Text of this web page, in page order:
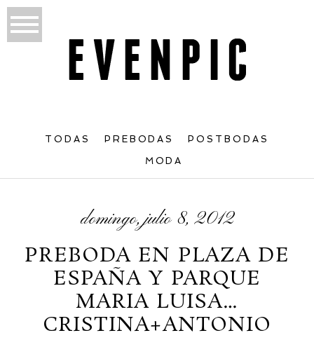
TODAS PREBODAS POSTBODAS
MODA
domingo, julio 8, 2012
PREBODA EN PLAZA DE
ESPAÑA Y PARQUE
MARIA LUISA…
CRISTINA+ANTONIO